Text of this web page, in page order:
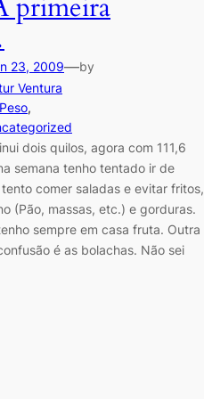
primeira
23, 2009—by
Ventura
Peso
dois quilos, agora com 111,6
semana tenho tentado ir de
comer saladas e evitar fritos,
(Pão, massas, etc.) e gorduras.
sempre em casa fruta. Outra
é as bolachas. Não sei